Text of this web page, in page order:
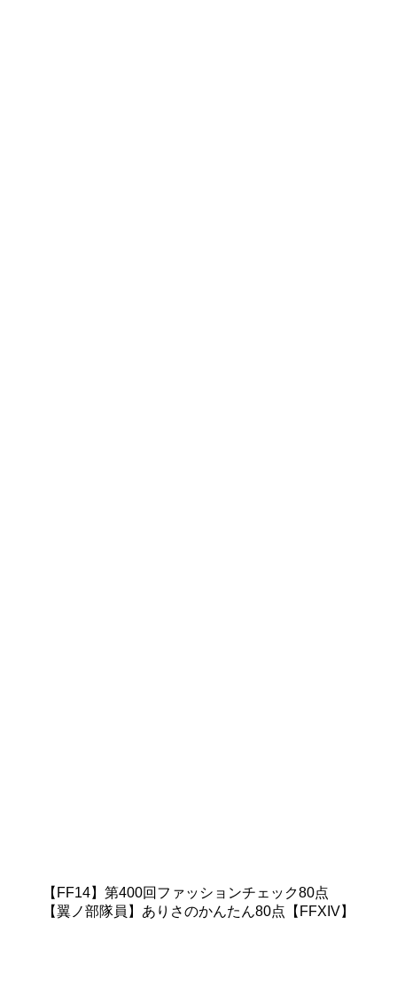
【FF14】第400回ファッションチェック80点
【翼ノ部隊員】ありさのかんたん80点【FFXIV】